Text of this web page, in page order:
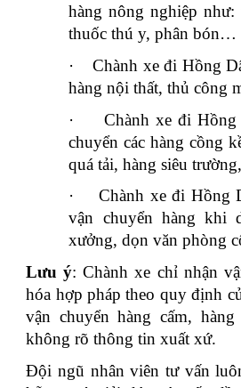
hàng nông nghiệp như:
thuốc thú y, phân bón…
·
Chành xe đi Hồng
hàng nội thất, thủ công
·
Chành xe đi
chuyển các hàng cồng
quá tải, hàng siêu
·
Chành xe đi Hồng
vận chuyển hàng khi
xưởng, dọn văn phòng
Lưu ý: Chành xe chỉ nhận
hóa hợp pháp theo quy định
vận chuyển hàng cấm,
không rõ thông tin xuất xứ.
Đội ngũ nhân viên tư vấn